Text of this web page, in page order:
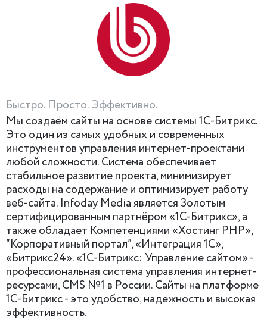
Быстро. Просто. Эффективно.
Мы создаём сайты на основе системы 1С-Битрикс.
Это один из самых удобных и современных
инструментов управления интернет-проектами
любой сложности. Система обеспечивает
стабильное развитие проекта, минимизирует
расходы на содержание и оптимизирует работу
веб-сайта. Infoday Media является Золотым
сертифицированным партнёром «1С-Битрикс», а
также обладает Компетенциями «Хостинг PHP»,
“Корпоративный портал”, «Интеграция 1С»,
«Битрикс24». «1С-Битрикс: Управление сайтом» -
профессиональная система управления интернет-
ресурсами, CMS №1 в России. Сайты на платформе
1С-Битрикс - это удобство, надежность и высокая
эффективность.